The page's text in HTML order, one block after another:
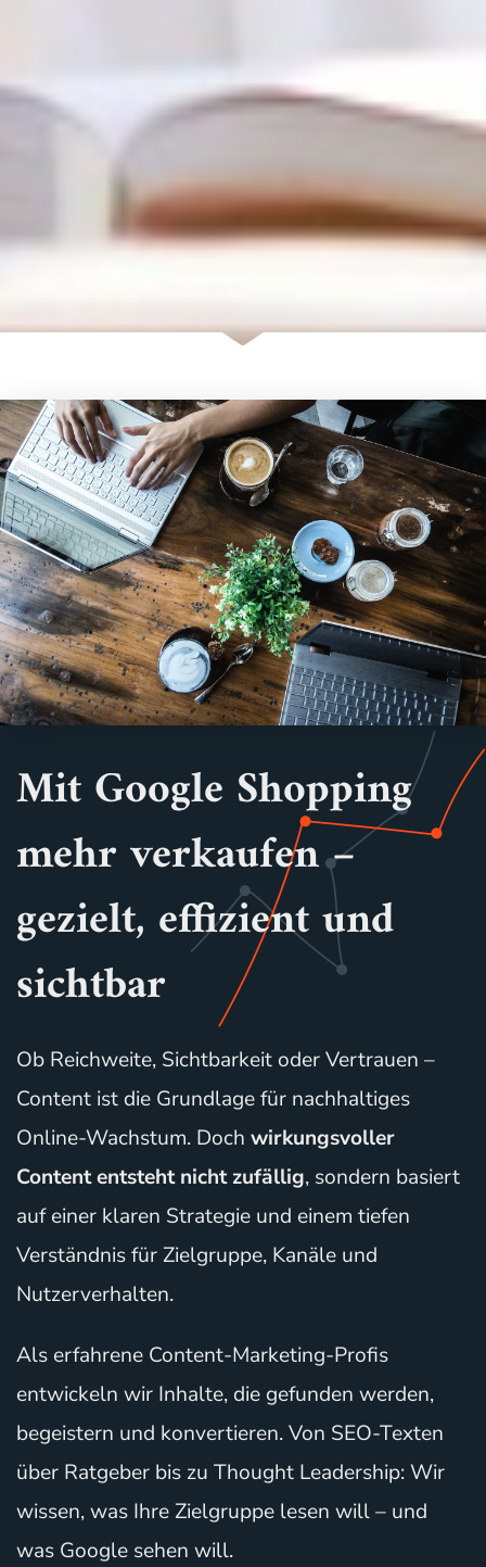
Mit Google Shopping
mehr verkaufen –
gezielt, effizient und
sichtbar
Ob Reichweite, Sichtbarkeit oder Vertrauen –
Content ist die Grundlage für nachhaltiges
Online-Wachstum. Doch wirkungsvoller
Content entsteht nicht zufällig, sondern basiert
auf einer klaren Strategie und einem tiefen
Verständnis für Zielgruppe, Kanäle und
Nutzerverhalten.
Als erfahrene Content-Marketing-Profis
entwickeln wir Inhalte, die gefunden werden,
begeistern und konvertieren. Von SEO-Texten
über Ratgeber bis zu Thought Leadership: Wir
wissen, was Ihre Zielgruppe lesen will – und
was Google sehen will.